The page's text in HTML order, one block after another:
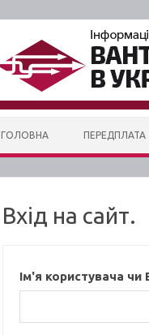
ГОЛОВНА ПЕРЕДПЛАТА
Вхід на сайт.
Ім'я користувача чи